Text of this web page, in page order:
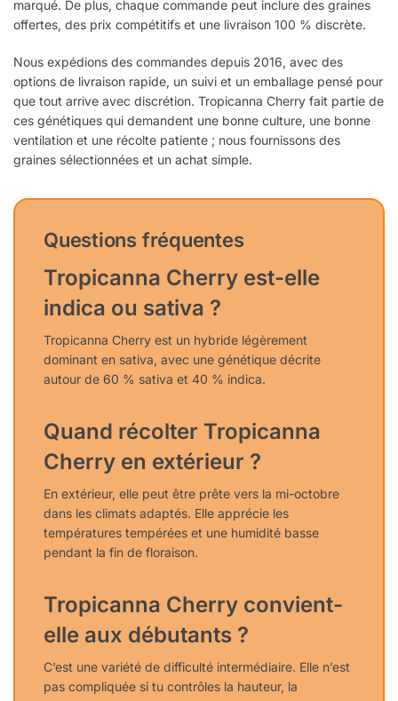
marqué. De plus, chaque commande peut inclure des graines
offertes, des prix compétitifs et une livraison 100 % discrète.
Nous expédions des commandes depuis 2016, avec des
options de livraison rapide, un suivi et un emballage pensé pour
que tout arrive avec discrétion. Tropicanna Cherry fait partie de
ces génétiques qui demandent une bonne culture, une bonne
ventilation et une récolte patiente ; nous fournissons des
graines sélectionnées et un achat simple.
Questions fréquentes
Tropicanna Cherry est-elle
indica ou sativa ?
Tropicanna Cherry est un hybride légèrement
dominant en sativa, avec une génétique décrite
autour de 60 % sativa et 40 % indica.
Quand récolter Tropicanna
Cherry en extérieur ?
En extérieur, elle peut être prête vers la mi-octobre
dans les climats adaptés. Elle apprécie les
températures tempérées et une humidité basse
pendant la fin de floraison.
Tropicanna Cherry convient-
elle aux débutants ?
C’est une variété de difficulté intermédiaire. Elle n’est
pas compliquée si tu contrôles la hauteur, la